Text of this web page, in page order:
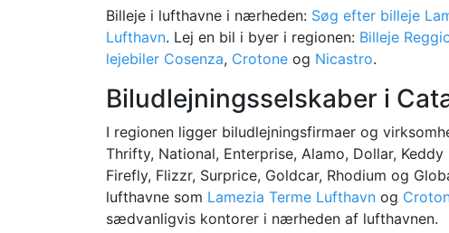
Billeje i lufthavne i nærheden: Søg efter billeje
Lufthavn. Lej en bil i byer i regionen: Billeje
lejebiler Cosenza, Crotone og Nicastro.
Biludlejningsselskaber i
I regionen ligger biludlejningsfirmaer og
Thrifty, National, Enterprise, Alamo, Dollar,
Firefly, Flizzr, Surprice, Goldcar, Rhodium og
lufthavne som Lamezia Terme Lufthavn og
sædvanligvis kontorer i nærheden af lufthavnen.